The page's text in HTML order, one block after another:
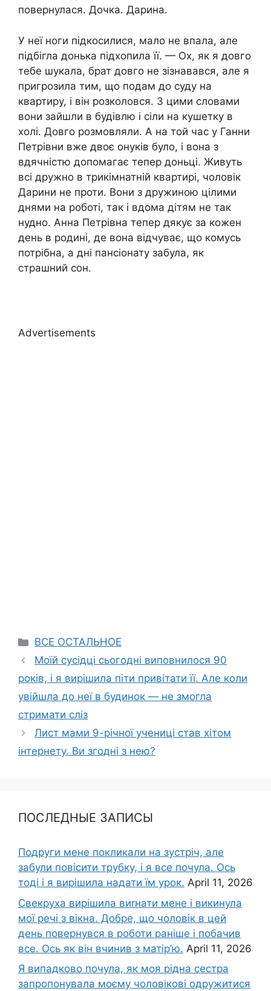
повернулася. Дочка. Дарина.
У неї ноги підкосилися, мало не впала, але
підбігла донька підхопила її. — Ох, як я довго
тебе шукала, брат довго не зізнавався, але я
пригрозила тим, що подам до суду на
квартиру, і він розколовся. З цими словами
вони зайшли в будівлю і сіли на кушетку в
холі. Довго розмовляли. А на той час у Ганни
Петрівни вже двоє онуків було, і вона з
вдячністю допомагає тепер доньці. Живуть
всі дружно в трикімнатній квартирі, чоловік
Дарини не проти. Вони з дружиною цілими
днями на роботі, так і вдома дітям не так
нудно. Анна Петрівна тепер дякує за кожен
день в родині, де вона відчуває, що комусь
потрібна, а дні пансіонату забула, як
страшний сон.
Advertisements
Categories
ВСЕ ОСТАЛЬНОЕ
Моїй сусідці сьогодні виповнилося 90
років, і я вирішила піти привітати її. Але коли
увійшла до неї в будинок — не змогла
стримати сліз
Лист мами 9-річної учениці став хітом
інтернету. Ви згодні з нею?
ПОСЛЕДНЫЕ ЗАПИСЫ
Подруги мене покликали на зустріч, але
забули повісити трубку, і я все почула. Ось
тоді і я вирішила надати їм урок. April 11, 2026
Свекруха вирішила виrнати мене і викинула
мої речі з вікна. Добре, що чоловік в цей
день повернувся в роботи раніше і побачив
все. Ось як він вчинив з матір’ю. April 11, 2026
Я випадково почула, як моя рідна сестра
запропонувала моєму чоловікові одружитися